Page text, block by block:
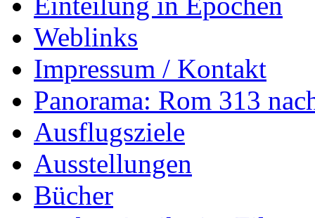
Weblinks
Impressum / Kontakt
Panorama: Rom 313
Ausflugsziele
Ausstellungen
Bücher